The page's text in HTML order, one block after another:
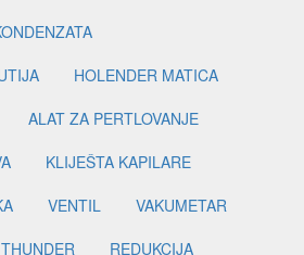
HOLENDER MATICA
ALAT ZA PERTLOVANJE
KLIJEŠTA KAPILARE
VENTIL
VAKUMETAR
THUNDER
REDUKCIJA